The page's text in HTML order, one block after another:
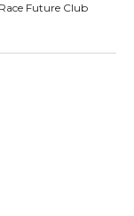
Future Club